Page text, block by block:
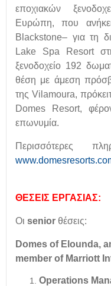
εποχιακών
Ευρώπη, που
Blackstone– για τη
Lake Spa Resort
ξενοδοχείο 192
θέση με άμεση
της Vilamoura,
Domes Resort,
επωνυμία.
Περισσότερες
ΘΕΣΕΙΣ ΕΡΓΑΣΙΑΣ:
Οι senior θέσεις:
Domes of Elounda,
member of Marriott
Operations